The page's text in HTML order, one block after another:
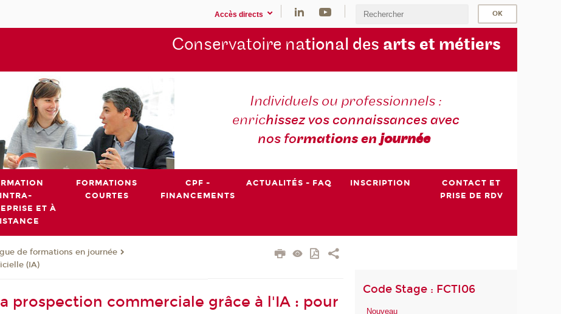
Accès directs
Conservatoire national des arts et métiers
Individuels ou professionnels :
enrichissez vos connaissances avec
nos formations enjournée
INTRA-
ET À
FORMATIONS
COURTES
CPF -
FINANCEMENTS
ACTUALITÉS - FAQ INSCRIPTION
CONTACT ET
PRISE DE RDV
de formations en journée
(IA)
prospection commerciale grâce à l'IA : pour
Code Stage : FCTI06
Nouveau